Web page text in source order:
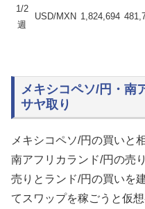
1/2
週
USD/MXN 1,824,694
メキシコペソ/円・
サヤ取り
メキシコペソ/円の買いと
南アフリカランド/円の売
売りとランド/円の買いを
てスワップを稼ごうと仮